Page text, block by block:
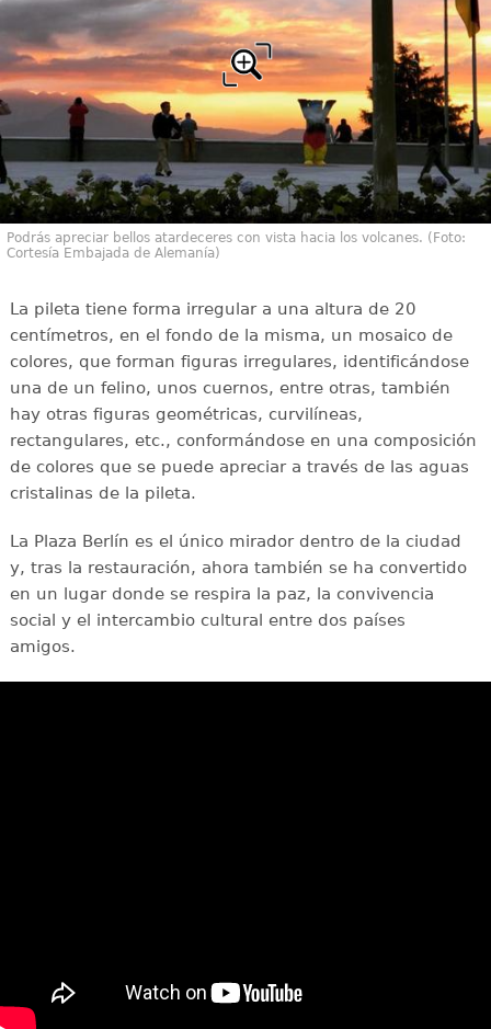
Podrás apreciar bellos atardeceres con vista hacia los volcanes. (Foto:
Cortesía Embajada de Alemanía)
La pileta tiene forma irregular a una altura de 20
centímetros, en el fondo de la misma, un mosaico de
colores, que forman figuras irregulares, identificándose
una de un felino, unos cuernos, entre otras, también
hay otras figuras geométricas, curvilíneas,
rectangulares, etc., conformándose en una composición
de colores que se puede apreciar a través de las aguas
cristalinas de la pileta.
La Plaza Berlín es el único mirador dentro de la ciudad
y, tras la restauración, ahora también se ha convertido
en un lugar donde se respira la paz, la convivencia
social y el intercambio cultural entre dos países
amigos.